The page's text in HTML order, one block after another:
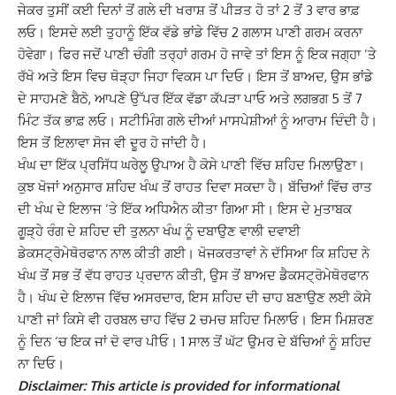
ਜੇਕਰ ਤੁਸੀਂ ਕਈ ਦਿਨਾਂ ਤੋਂ ਗਲੇ ਦੀ ਖਰਾਸ਼ ਤੋਂ ਪੀੜਤ ਹੋ ਤਾਂ 2 ਤੋਂ 3 ਵਾਰ ਭਾਫ਼
ਲਓ। ਇਸਦੇ ਲਈ ਤੁਹਾਨੂੰ ਇੱਕ ਵੱਡੇ ਭਾਂਡੇ ਵਿੱਚ 2 ਗਲਾਸ ਪਾਣੀ ਗਰਮ ਕਰਨਾ
ਹੋਵੇਗਾ। ਫਿਰ ਜਦੋਂ ਪਾਣੀ ਚੰਗੀ ਤਰ੍ਹਾਂ ਗਰਮ ਹੋ ਜਾਵੇ ਤਾਂ ਇਸ ਨੂੰ ਇਕ ਜਗ੍ਹਾ ‘ਤੇ
ਰੱਖੋ ਅਤੇ ਇਸ ਵਿਚ ਥੋੜ੍ਹਾ ਜਿਹਾ ਵਿਕਸ ਪਾ ਦਿਓ। ਇਸ ਤੋਂ ਬਾਅਦ, ਉਸ ਭਾਂਡੇ
ਦੇ ਸਾਹਮਣੇ ਬੈਠੋ, ਆਪਣੇ ਉੱਪਰ ਇੱਕ ਵੱਡਾ ਕੱਪੜਾ ਪਾਓ ਅਤੇ ਲਗਭਗ 5 ਤੋਂ 7
ਮਿੰਟ ਤੱਕ ਭਾਫ਼ ਲਓ। ਸਟੀਮਿੰਗ ਗਲੇ ਦੀਆਂ ਮਾਸਪੇਸ਼ੀਆਂ ਨੂੰ ਆਰਾਮ ਦਿੰਦੀ ਹੈ।
ਇਸ ਤੋਂ ਇਲਾਵਾ ਸੋਜ ਵੀ ਦੂਰ ਹੋ ਜਾਂਦੀ ਹੈ।
ਖੰਘ ਦਾ ਇੱਕ ਪ੍ਰਸਿੱਧ ਘਰੇਲੂ ਉਪਾਅ ਹੈ ਕੋਸੇ ਪਾਣੀ ਵਿੱਚ ਸ਼ਹਿਦ ਮਿਲਾਉਣਾ।
ਕੁਝ ਖੋਜਾਂ ਅਨੁਸਾਰ ਸ਼ਹਿਦ ਖੰਘ ਤੋਂ ਰਾਹਤ ਦਿਵਾ ਸਕਦਾ ਹੈ। ਬੱਚਿਆਂ ਵਿੱਚ ਰਾਤ
ਦੀ ਖੰਘ ਦੇ ਇਲਾਜ ‘ਤੇ ਇੱਕ ਅਧਿਐਨ ਕੀਤਾ ਗਿਆ ਸੀ। ਇਸ ਦੇ ਮੁਤਾਬਕ
ਗੂੜ੍ਹੇ ਰੰਗ ਦੇ ਸ਼ਹਿਦ ਦੀ ਤੁਲਨਾ ਖੰਘ ਨੂੰ ਦਬਾਉਣ ਵਾਲੀ ਦਵਾਈ
ਡੇਕਸਟ੍ਰੋਮੇਥੋਰਫਾਨ ਨਾਲ ਕੀਤੀ ਗਈ। ਖੋਜਕਰਤਾਵਾਂ ਨੇ ਦੱਸਿਆ ਕਿ ਸ਼ਹਿਦ ਨੇ
ਖੰਘ ਤੋਂ ਸਭ ਤੋਂ ਵੱਧ ਰਾਹਤ ਪ੍ਰਦਾਨ ਕੀਤੀ, ਉਸ ਤੋਂ ਬਾਅਦ ਡੈਕਸਟ੍ਰੋਮੇਥੋਰਫਾਨ
ਹੈ।ਖੰਘ ਦੇ ਇਲਾਜ ਵਿੱਚ ਅਸਰਦਾਰ, ਇਸ ਸ਼ਹਿਦ ਦੀ ਚਾਹ ਬਣਾਉਣ ਲਈ ਕੋਸੇ
ਪਾਣੀ ਜਾਂ ਕਿਸੇ ਵੀ ਹਰਬਲ ਚਾਹ ਵਿੱਚ 2 ਚਮਚ ਸ਼ਹਿਦ ਮਿਲਾਓ। ਇਸ ਮਿਸ਼ਰਣ
ਨੂੰ ਦਿਨ ‘ਚ ਇਕ ਜਾਂ ਦੋ ਵਾਰ ਪੀਓ। 1 ਸਾਲ ਤੋਂ ਘੱਟ ਉਮਰ ਦੇ ਬੱਚਿਆਂ ਨੂੰ ਸ਼ਹਿਦ
ਨਾ ਦਿਓ।
Disclaimer: This article is provided for informational